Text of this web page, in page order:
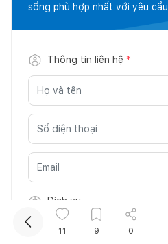
sống phù hợp nhất với yêu cầu
Thông tin liên hệ *
Dịch vụ
Dịch vụ
11 9 0